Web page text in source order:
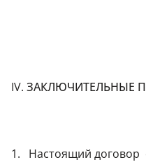
IV. ЗАКЛЮЧИТЕЛЬНЫЕ
1. Настоящий договор